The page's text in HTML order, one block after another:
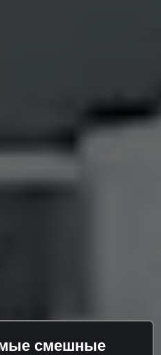
смешные